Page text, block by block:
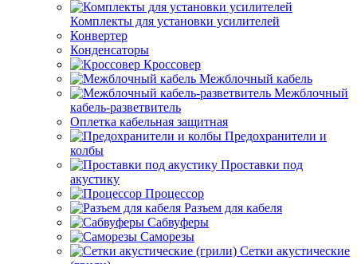
Комплекты для установки усилителей
Конвертер
Конденсаторы
Кроссовер
Межблочный кабель
Межблочный
кабель-разветвитель
Оплетка кабельная защитная
Предохранители и
колбы
Проставки под
акустику
Процессор
Разъем для кабеля
Сабвуферы
Саморезы
Сетки акустические